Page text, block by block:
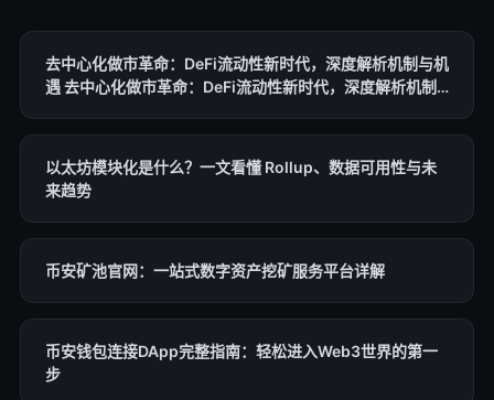
去中心化做市革命：DeFi流动性新时代，深度解析机制与机
遇 去中心化做市革命：DeFi流动性新时代，深度解析机制
机制与机遇
以太坊模块化是什么？一文看懂 Rollup、数据可用性与未
来趋势
币安矿池官网：一站式数字资产挖矿服务平台详解
币安钱包连接DApp完整指南：轻松进入Web3世界的第一
步